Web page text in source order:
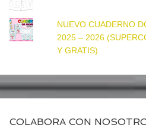
NUEVO CUADERNO
2025 – 2026
Y GRATIS)
COLABORA CON